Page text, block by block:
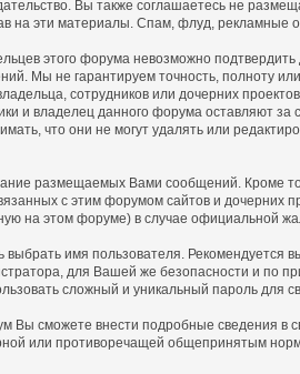
Вы также соглашаетесь не
на эти материалы. Спам, флуд,
этого форума невозможно
Мы не гарантируем точность,
сотрудников или дочерних
и владелец данного форума оставляют
что они не могут удалять или
размещаемых Вами сообщений. Кроме
с этим форумом сайтов и
на этом форуме) в случае официальной
выбрать имя пользователя.
для Вашей же безопасности и по
сложный и уникальный пароль для
Вы сможете внести подробные сведения
или противоречащей общепринятым